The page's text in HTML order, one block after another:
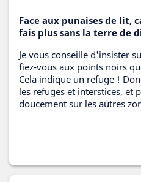
Face aux punaises de lit,
fais plus sans la terre de
Je vous conseille d'insister
fiez-vous aux points noirs
Cela indique un refuge !
les refuges et interstices, et
doucement sur les autres